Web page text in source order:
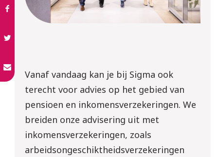
Vanaf vandaag kan je bij Sigma ook
terecht voor advies op het gebied van
pensioen en inkomensverzekeringen. We
breiden onze advisering uit met
inkomensverzekeringen, zoals
arbeidsongeschiktheidsverzekeringen